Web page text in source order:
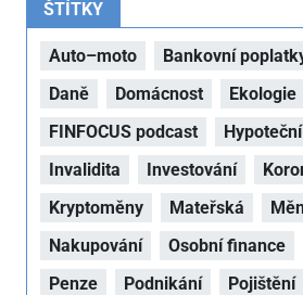
ŠTÍTKY
Auto–moto Bankovní
Daně
Domácnost Ekologie
FINFOCUS podcast
Invalidita
Investování
Kryptoměny
Mateřská
Nakupování
Osobní finance
Penze
Podnikání Pojištění